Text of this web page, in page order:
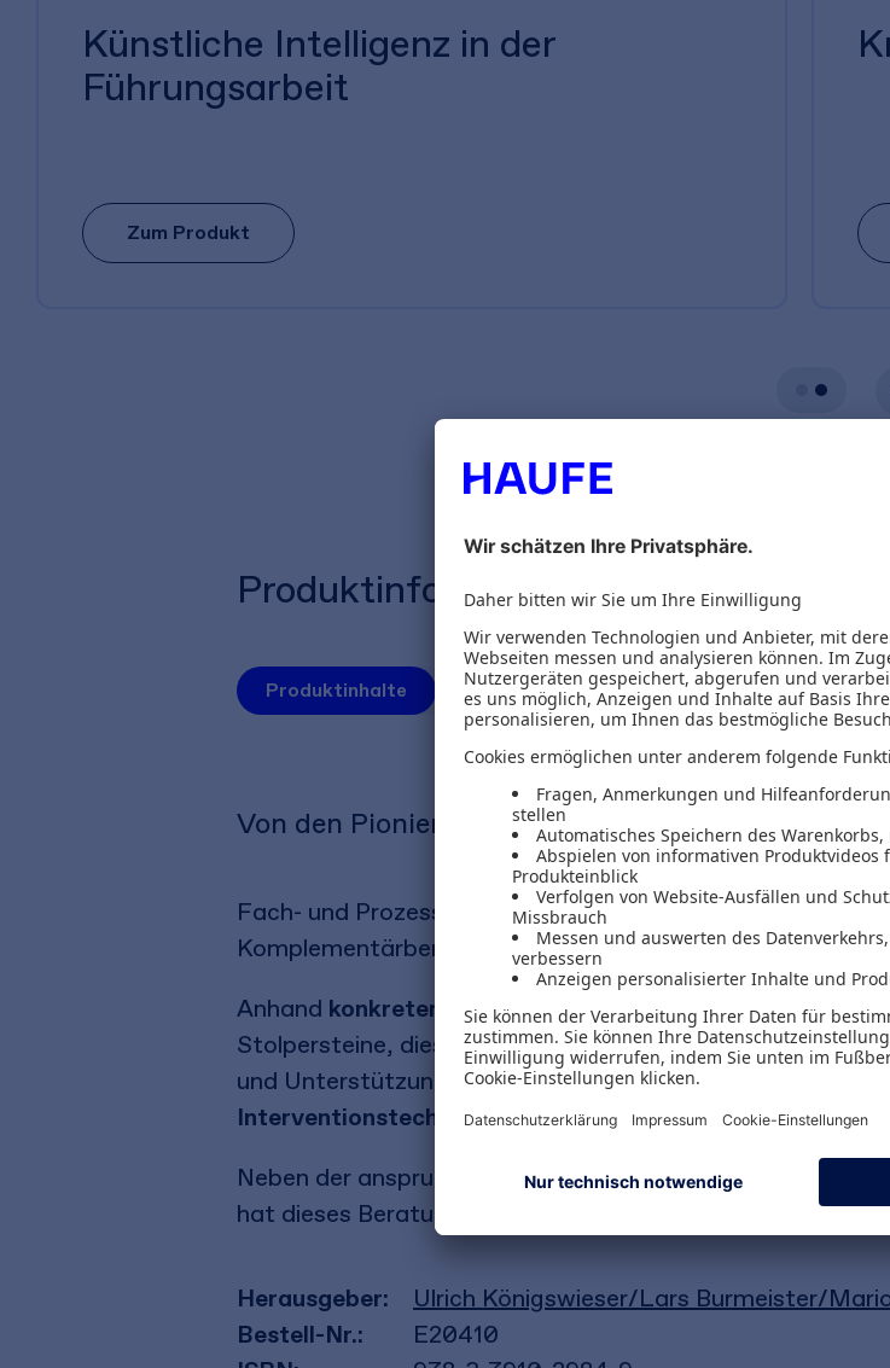
Künstliche Intelligenz in der
Führungsarbeit
Zum Produkt
Produktinformationen
Produktinhalte Herausgeber Inhaltsverzeichnis
Von den Pionieren des Fachs profitieren
Fach- und Prozessberatung effizient miteinander zu
Komplementärberatung.
Anhand konkreter Fallgeschichtenerläutert das
Stolpersteine, dieses fruchtbaren Modells. Berater und
und Unterstützung: von der Systemdiagnose über
Interventionstechniken.
Neben der anspruchsvollen Aufgabe, Unternehmen zu
hat dieses Beratungsmodell auch stets die
soziale
Herausgeber:
Ulrich Königswieser/Lars Burmeister/
Bestell-Nr.:
E20410